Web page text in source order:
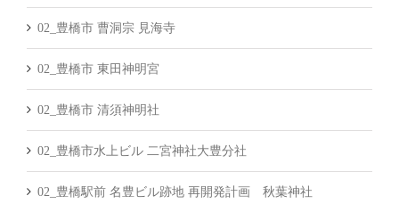
02_豊橋市 曹洞宗 見海寺
02_豊橋市 東田神明宮
02_豊橋市 清須神明社
02_豊橋市水上ビル 二宮神社大豊分社
02_豊橋駅前 名豊ビル跡地 再開発計画 秋葉神社